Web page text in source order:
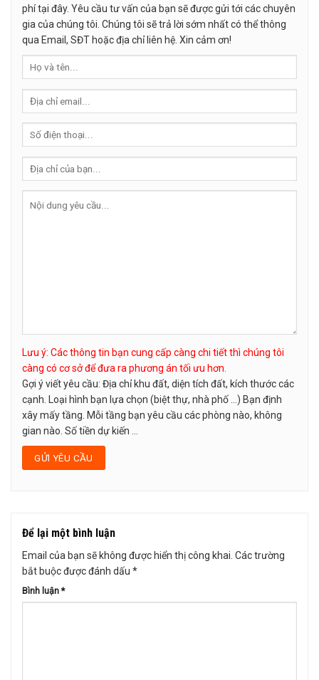
phí tại đây. Yêu cầu tư vấn của bạn sẽ được gửi tới các chuyên
gia của chúng tôi. Chúng tôi sẽ trả lời sớm nhất có thể thông
qua Email, SĐT hoặc địa chỉ liên hệ. Xin cảm ơn!
Lưu ý: Các thông tin bạn cung cấp càng chi tiết thì chúng tôi
càng có cơ sở để đưa ra phương án tối ưu hơn.
Gợi ý viết yêu cầu: Địa chỉ khu đất, diện tích đất, kích thước các
cạnh. Loại hình bạn lựa chọn (biệt thự, nhà phố …) Bạn định
xây mấy tầng. Mỗi tầng bạn yêu cầu các phòng nào, không
gian nào. Số tiền dự kiến ...
Để lại một bình luận
Email của bạn sẽ không được hiển thị công khai. Các trường
bắt buộc được đánh dấu *
Bình luận*